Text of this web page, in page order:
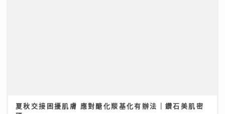
夏秋交接困擾肌膚 應對醣化羰基化有辦法｜鑽石美肌密